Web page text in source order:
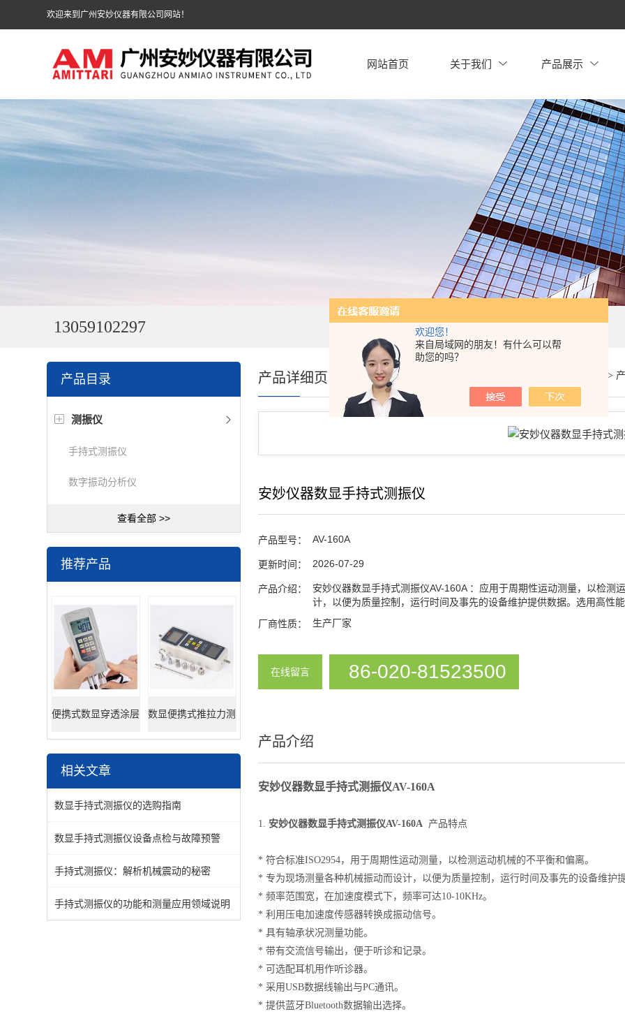
欢迎您！
来自局域网的朋友！有什么可以帮
助您的吗？
欢迎来到广州安妙仪器有限公司网站！
网站首页 关于我们 产品展示
13059102297
产品目录
测振仪
手持式测振仪
数字振动分析仪
查看全部 >>
推荐产品
便携式数显穿透涂层 数显便携式推拉力测
相关文章
数显手持式测振仪的选购指南
数显手持式测振仪设备点检与故障预警
手持式测振仪：解析机械震动的秘密
手持式测振仪的功能和测量应用领域说明
>
产品详细页
安妙仪器数显手持式测振仪
产品型号： AV-160A
更新时间： 2026-07-29
产品介绍：
安妙仪器数显手持式测振仪AV-160A ：应用于周期性运动测量，以检测
计，以便为质量控制，运行时间及事先的设备维护提供数据。选用高性
厂商性质： 生产厂家
在线留言 86-020-81523500
产品介绍
安妙仪器数显手持式测振仪AV-160A
1. 安妙仪器数显手持式测振仪AV-160A 产品特点
* 符合标准ISO2954，用于周期性运动测量，以检测运动机械的不平衡和偏离。
* 专为现场测量各种机械振动而设计，以便为质量控制，运行时间及事先的设备维护提
* 频率范围宽，在加速度模式下，频率可达10-10KHz。
* 利用压电加速度传感器转换成振动信号。
* 具有轴承状况测量功能。
* 带有交流信号输出，便于听诊和记录。
* 可选配耳机用作听诊器。
* 采用USB数据线输出与PC通讯。
* 提供蓝牙Bluetooth数据输出选择。